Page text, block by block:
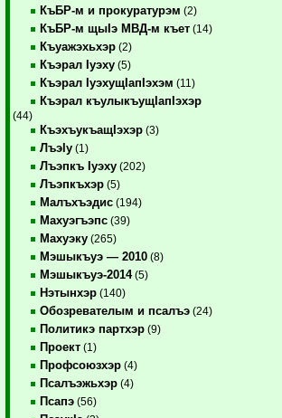
КъБР-м и прокуратурэм (2)
КъБР-м щыIэ МВД-м къет (14)
Къуажэхьхэр (2)
Къэрал Iуэху (5)
Къэрал IуэхущIапIэхэм (11)
Къэрал къулыкъущIапIэхэр
(44)
КъэхъукъащIэхэр (3)
ЛъэIу (1)
Лъэпкъ Iуэху (202)
Лъэпкъхэр (5)
Малъхъэдис (194)
Махуэгъэпс (39)
Махуэку (265)
Мэшыкъуэ — 2010 (8)
Мэшыкъуэ-2014(5)
Нэтынхэр (140)
Обозревателым и псалъэ (24)
Политикэ партхэр (9)
Проект (1)
Профсоюзхэр (4)
Псалъэжьхэр (4)
Псапэ (56)